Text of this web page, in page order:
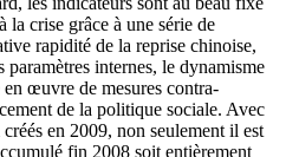
crise grâce à une série de
rapidité de la reprise chinoise,
paramètres internes, le dynamisme
œuvre de mesures contra-
de la politique sociale. Avec
en 2009, non seulement il est
fin 2008 soit entièrement